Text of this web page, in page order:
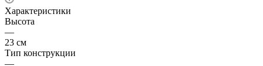
Характеристики
Высота
—
23 см
Тип конструкции
—